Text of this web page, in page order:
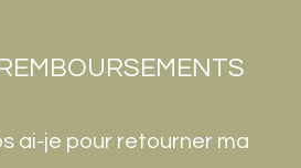
ai-je pour retourner ma